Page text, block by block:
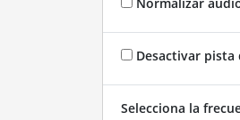
Normalizar
Desactivar pista
Selecciona la